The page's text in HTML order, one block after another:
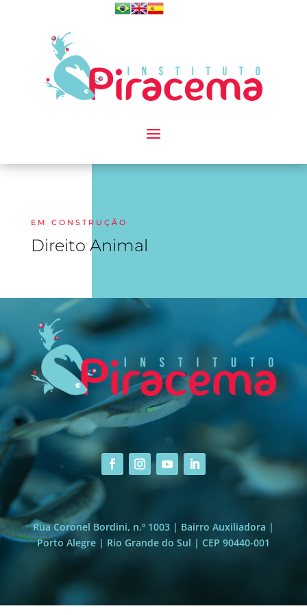
EM CONSTRUÇÃO
Direito Animal
Rua Coronel Bordini, n.º 1003 | Bairro Auxiliadora |
Porto Alegre | Rio Grande do Sul | CEP 90440-001